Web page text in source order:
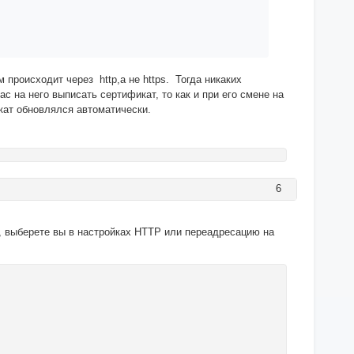
через http,а не https. Тогда никаких
него выписать сертификат, то как и при его смене на
обновлялся автоматически.
6
вы в настройках HTTP или переадресацию на